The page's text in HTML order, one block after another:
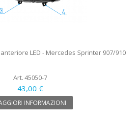
LED - Mercedes Sprinter 907/910
Art. 45050-7
43,00 €
INFORMAZIONI